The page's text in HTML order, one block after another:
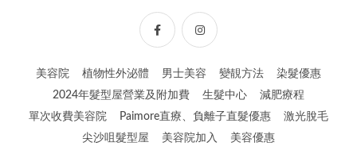
美容院 植物性外泌體 男士美容 變靚方法
染髮優惠
2024年髮型屋營業及附加費
生髮中心
減肥療程
單次收費美容院
Paimore直療、負離子直髮優惠
激光脫毛
尖沙咀髮型屋
美容院加入
美容優惠